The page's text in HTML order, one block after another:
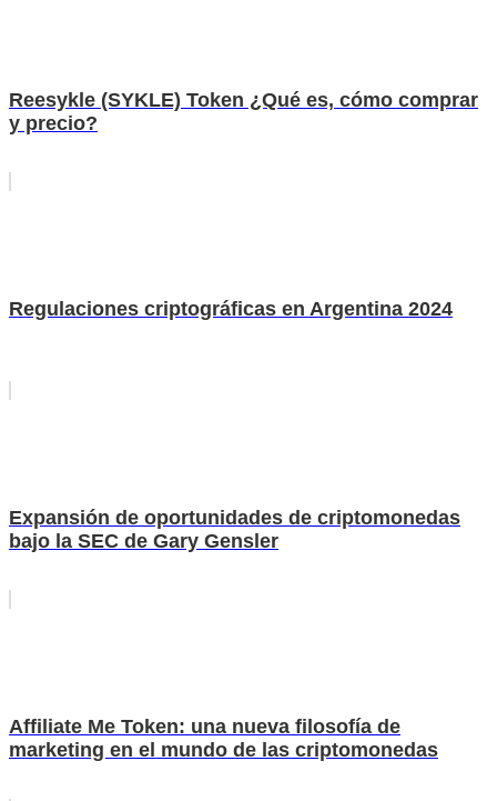
Reesykle (SYKLE) Token ¿Qué es, cómo comprar
y precio?
Regulaciones criptográficas en Argentina 2024
Expansión de oportunidades de criptomonedas
bajo la SEC de Gary Gensler
Affiliate Me Token: una nueva filosofía de
marketing en el mundo de las criptomonedas